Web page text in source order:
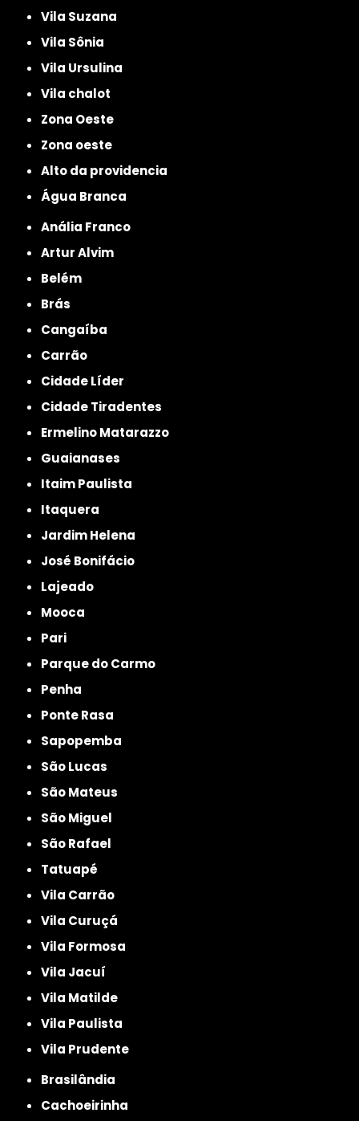
Vila Suzana
Vila Sônia
Vila Ursulina
Vila chalot
Zona Oeste
Zona oeste
alto da providencia
Água Branca
Anália Franco
Artur Alvim
Belém
Brás
Cangaíba
Carrão
Cidade Líder
Cidade Tiradentes
Ermelino Matarazzo
Guaianases
Itaim Paulista
Itaquera
Jardim Helena
José Bonifácio
Lajeado
Mooca
Pari
Parque do Carmo
Penha
Ponte Rasa
Sapopemba
São Lucas
São Mateus
São Miguel
São Rafael
Tatuapé
Vila Carrão
Vila Curuçá
Vila Formosa
Vila Jacuí
Vila Matilde
Vila Paulista
Vila Prudente
Brasilândia
Cachoeirinha